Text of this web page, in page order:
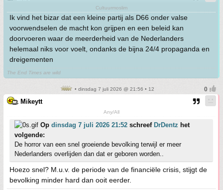
Cultuurmoslim
Ik vind het bizar dat een kleine partij als D66 onder valse
voorwendselen de macht kon grijpen en een beleid kan
doorvoeren waar de meerderheid van de Nederlanders
helemaal niks voor voelt, ondanks de bijna 24/4 propaganda en
dreigementen
The End Times are wild
• dinsdag 7 juli 2026 @ 21:56 • 12
Mikeytt
Any/All
Op dinsdag 7 juli 2026 21:52 schreef DrDentz het
volgende:
De horror van een snel groeiende bevolking terwijl er meer
Nederlanders overlijden dan dat er geboren worden..
Hoezo snel? M.u.v. de periode van de financiële crisis, stijgt de
bevolking minder hard dan ooit eerder.